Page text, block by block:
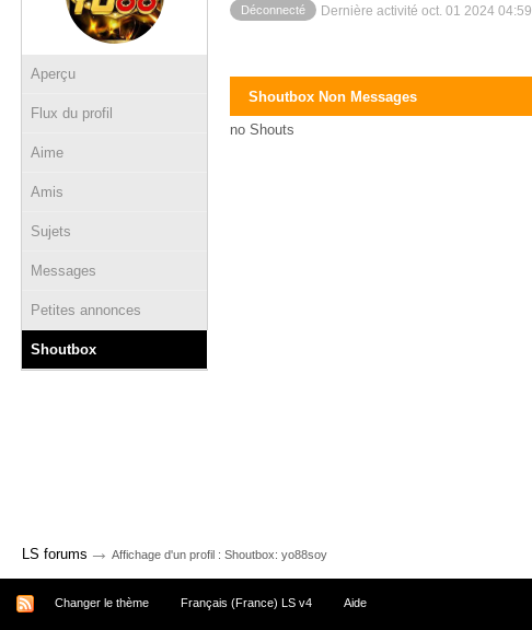
Aperçu
Flux du profil
Aime
Amis
Sujets
Messages
Petites annonces
Shoutbox
Déconnecté Dernière activité oct. 01 2024 04:59
Shoutbox Non Messages
no Shouts
LS forums → Affichage d'un profil : Shoutbox: yo88soy
Changer le thème Français (France) LS v4 Aide